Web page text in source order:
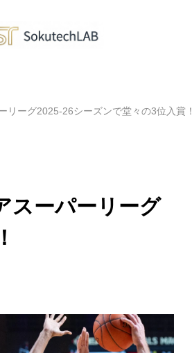
リーグ2025-26シーズンで堂々の3位入賞！
スーパーリーグ